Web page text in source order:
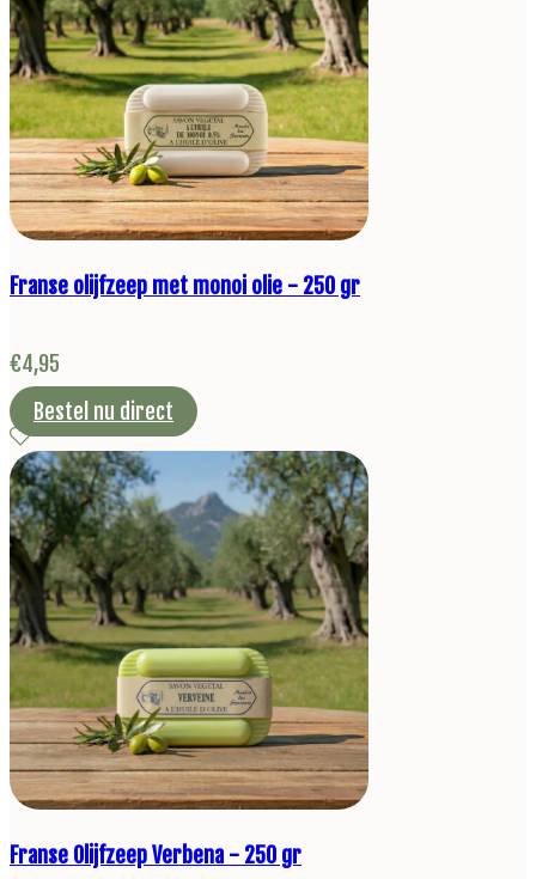
Franse olijfzeep met monoi olie - 250 gr
€4,95
Bestel nu direct
Franse Olijfzeep Verbena - 250 gr